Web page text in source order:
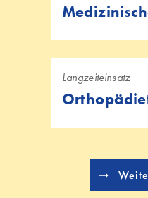
Langzeiteinsatz